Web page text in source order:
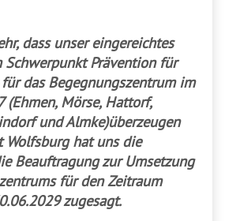
dass unser eingereichtes
Schwerpunkt Prävention für
das Begegnungszentrum im
(Ehmen, Mörse, Hattorf,
und Almke)überzeugen
Wolfsburg hat uns die
Beauftragung zur Umsetzung
für den Zeitraum
zugesagt.